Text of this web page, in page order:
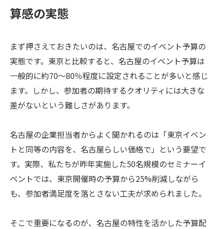
算感の実態
まず押さえておきたいのは、名古屋でのイベント予算の
実態です。東京と比較すると、名古屋のイベント予算は
一般的に約70〜80％程度に設定されることが多いと感じ
ます。しかし、参加者の期待するクオリティには大きな
差がないという難しさがあります。
名古屋の企業担当者からよく聞かれるのは「東京イベン
トと同等の内容を、名古屋らしい価格で」という要望で
す。実際、私たちが昨年実施した50名規模のセミナーイ
ベントでは、東京開催時の予算から25%削減しながら
も、参加者満足度を落とさない工夫が求められました。
そこで重要になるのが、名古屋の特性を活かした予算配